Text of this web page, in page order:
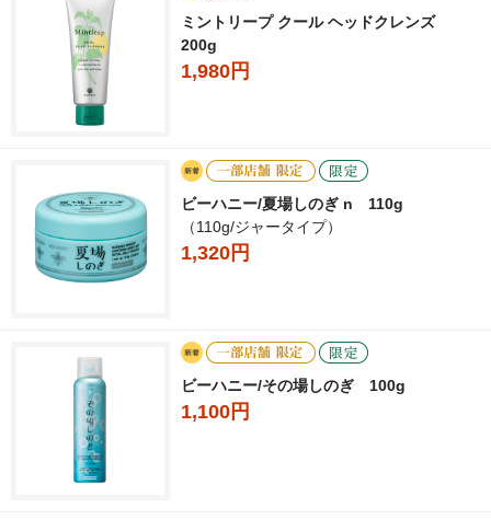
ミントリープ クール ヘッドクレンズ
200g
1,980円
ビーハニー/夏場しのぎ n 110g
（110g/ジャータイプ）
1,320円
ビーハニー/その場しのぎ 100g
1,100円